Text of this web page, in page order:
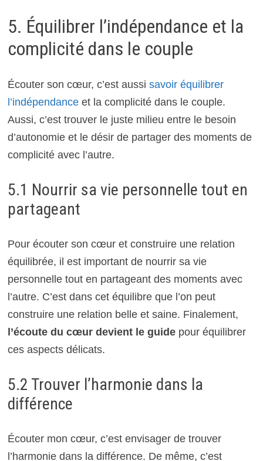
5. Équilibrer l’indépendance et la
complicité dans le couple
Écouter son cœur, c’est aussi savoir équilibrer
l’indépendanceet la complicité dans le couple.
Aussi, c’est trouver le juste milieu entre le besoin
d’autonomie et le désir de partager des moments de
complicité avec l’autre.
5.1 Nourrir sa vie personnelle tout en
partageant
Pour écouter son cœur et construire une relation
équilibrée, il est important de nourrir sa vie
personnelle tout en partageant des moments avec
l’autre. C’est dans cet équilibre que l’on peut
construire une relation belle et saine. Finalement,
l’écoute du cœur devient le guidepour équilibrer
ces aspects délicats.
5.2 Trouver l’harmonie dans la
différence
Écouter mon cœur, c’est envisager de trouver
l’harmonie dans la différence. De même, c’est